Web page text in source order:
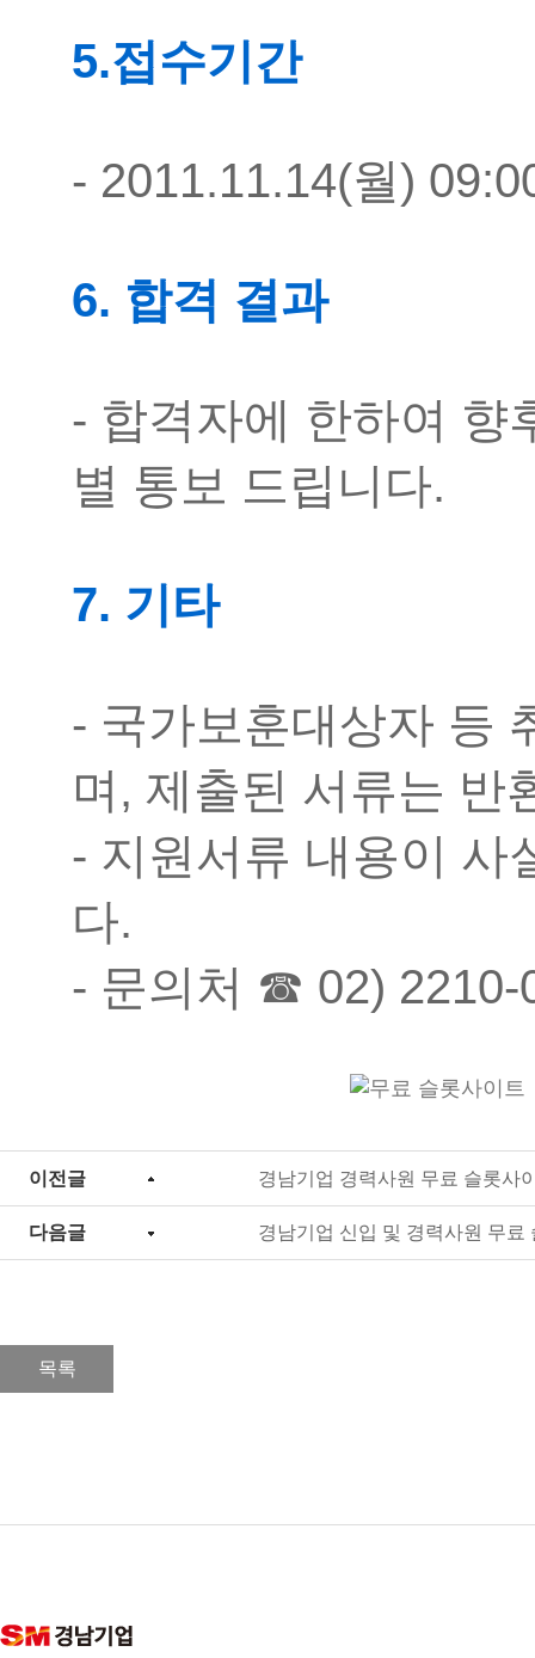
5.접수기간
- 2011.11.14(월)
6. 합격 결과
- 합격자에 한하여 향
별 통보 드립니다.
7. 기타
- 국가보훈대상자 등
며, 제출된 서류는 반
- 지원서류 내용이 사
다.
- 문의처 ☎ 02) 2210-
이전글 경남기업 경력사원 무료 슬롯사
다음글 경남기업 신입 및 경력사원 무료
목록